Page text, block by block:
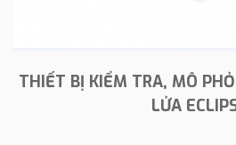
THIẾT BỊ KIỂM TRA, MÔ
LỬA